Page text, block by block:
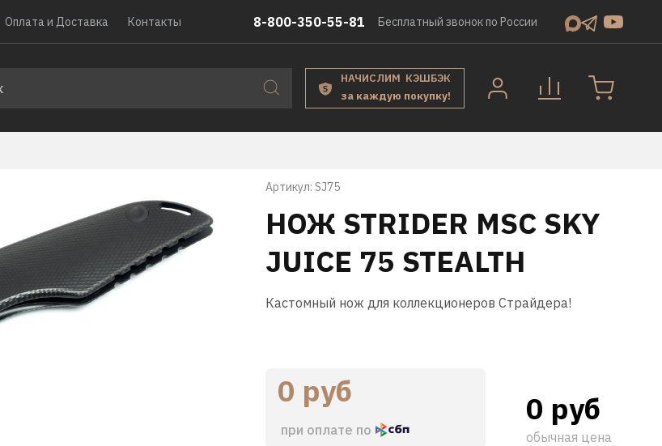
Оплата и Доставка Контакты 8-800-350-55-81 Бесплатный звонок по России
НАЧИСЛИМ КЭШБЭК
за каждую покупку!
Артикул: SJ75
НОЖ STRIDER MSC SKY
JUICE 75 STEALTH
Кастомный нож для коллекционеров Страйдера!
0 руб
при оплате по
0 руб
обычная цена